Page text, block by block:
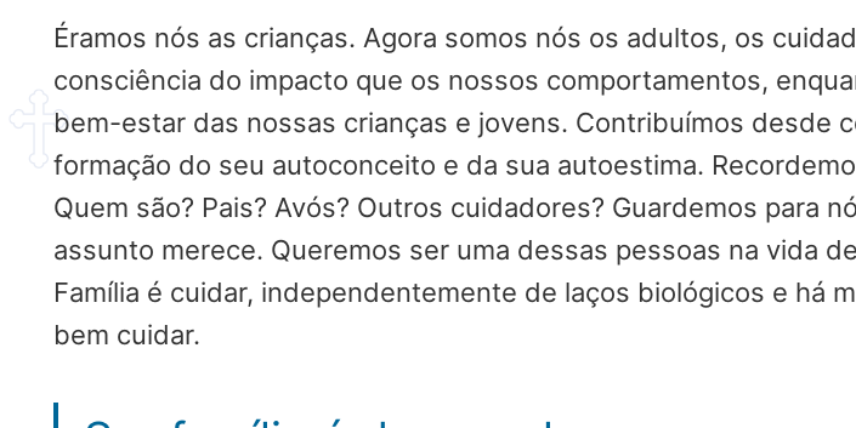
Éramos nós as crianças. Agora somos nós os adultos, os
consciência do impacto que os nossos comportamentos,
bem-estar das nossas crianças e jovens. Contribuímos desde
formação do seu autoconceito e da sua autoestima.
Quem são? Pais? Avós? Outros cuidadores? Guardemos para
assunto merece. Queremos ser uma dessas pessoas na vida
Família é cuidar, independentemente de laços biológicos e há
bem cuidar.